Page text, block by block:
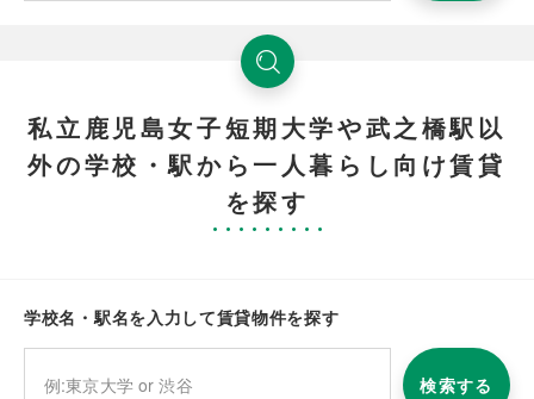
私立鹿児島女子短期大学や武之橋駅以
外の学校・駅から一人暮らし向け賃貸
を探す
学校名・駅名を入力して賃貸物件を探す
検索する